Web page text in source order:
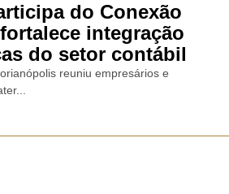
do Conexão
integração
do setor contábil
reuniu empresários e